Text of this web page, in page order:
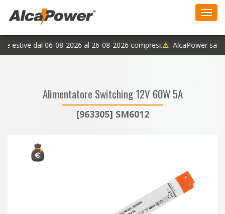
estive dal 06-08-2026 al 26-08-2026 compresi.⚠AlcaPower sarà
Alimentatore Switching 12V 60W 5A
[963305] SM6012